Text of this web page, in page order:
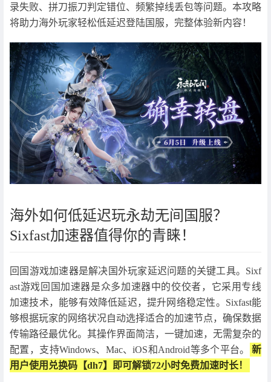
录失败、拼刀振刀判定错位、频繁掉线丢包等问题。本攻略
将助力海外玩家轻松低延迟登陆国服，完整体验新内容！
海外如何低延迟玩永劫无间国服？
Sixfast加速器值得你的青睐！
回国游戏加速器是解决国外玩家延迟问题的关键工具。Sixf
ast游戏回国加速器是众多加速器中的佼佼者，它采用专线
加速技术，能够有效降低延迟，提升网络稳定性。Sixfast能
够根据玩家的网络状况自动选择适合的加速节点，确保数据
传输路径最优化。其操作界面简洁，一键加速，无需复杂的
配置，支持Windows、Mac、iOS和Android等多个平台。
新
用户使用兑换码【dh7】即可解锁72小时免费加速时长！